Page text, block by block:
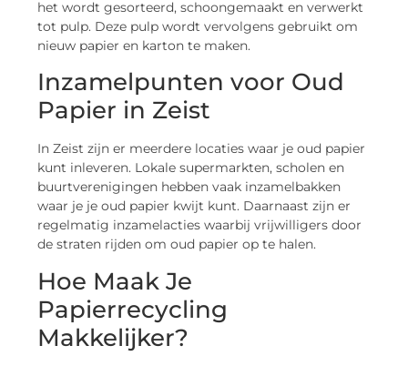
het wordt gesorteerd, schoongemaakt en verwerkt
tot pulp. Deze pulp wordt vervolgens gebruikt om
nieuw papier en karton te maken.
Inzamelpunten voor Oud
Papier in Zeist
In Zeist zijn er meerdere locaties waar je oud papier
kunt inleveren. Lokale supermarkten, scholen en
buurtverenigingen hebben vaak inzamelbakken
waar je je oud papier kwijt kunt. Daarnaast zijn er
regelmatig inzamelacties waarbij vrijwilligers door
de straten rijden om oud papier op te halen.
Hoe Maak Je
Papierrecycling
Makkelijker?